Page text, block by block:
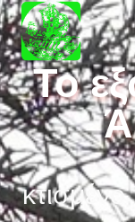
περιεχόμενο
Το